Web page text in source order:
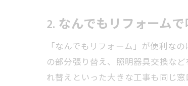
2. なんでもリフォーム
「なんでもリフォーム」が便利な
の部分張り替え、照明器具交換な
れ替えといった大きな工事も同じ